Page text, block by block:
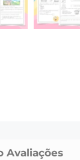
Avaliações